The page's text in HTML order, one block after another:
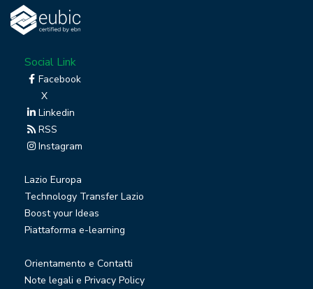
Social Link
Facebook
X
Linkedin
RSS
Instagram
Lazio Europa
Technology Transfer Lazio
Boost your Ideas
Piattaforma e-learning
Orientamento e Contatti
Note legali e Privacy Policy